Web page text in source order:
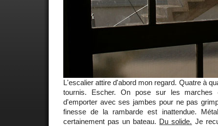
L'escalier attire d'abord mon regard. Quatre à
tournis. Escher. On pose sur les
d'emporter avec ses jambes pour ne pas
finesse de la rambarde est inattendue.
certainement pas un bateau. Du solide. Je